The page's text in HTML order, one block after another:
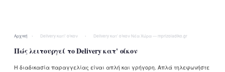
Αρχική › Delivery κατ\' οίκον › Delivery κατ’ οίκον Νέα Χώρα — mprizoladiko.gr
Πώς λειτουργεί το Delivery κατ' οίκον
Η διαδικασία παραγγελίας είναι απλή και γρήγορη. Απλά τηλεφωνήστε